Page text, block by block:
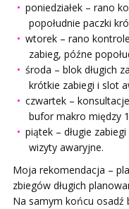
poniedziałek – rano
popołudnie paczki
wtorek – rano
zabieg, późne
środa – blok długich
krótkie zabiegi i slot
czwartek –
bufor makro między
piątek – długie
wizyty awaryjne.
Moja rekomendacja –
zbiegów długich
Na samym końcu osadź